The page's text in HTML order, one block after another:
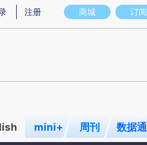
图存在偏差。不代表财新观点和立场。推
商城 订阅
注册
mini+ 周刊 数据通